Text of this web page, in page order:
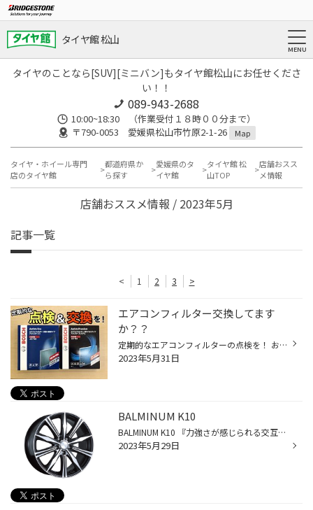
タイヤ館 松山
タイヤのことなら[SUV][ミニバン]もタイヤ館松山にお任せくださ
い！！
089-943-2688
10:00~18:30 （作業受付１８時００分まで）
〒790-0053 愛媛県松山市竹原2-1-26
Map
タイヤ・ホイール専門
店のタイヤ館
都道府県か
ら探す
愛媛県のタ
イヤ館
タイヤ館 松
山TOP
店舗おスス
メ情報
店舗おススメ情報 / 2023年5月
記事一覧
< 1 2 3 >
エアコンフィルター交換してます
か？？
定期的なエアコンフィルターの点検を！ お車のエアコンフィルターの交換は定期的にしていますか？ 交換の目安は約1年位となっていますが、 最後に交換したのはいつか覚えていますか？ こちらの写真は、一年以上交換していないエアコンフィルターです！ ぱっと見ただけでもゴミやほこりが溜まってい...
2023年5月31日
BALMINUM K10
BALMINUM K10 『力強さが感じられる交互デザイン10本スポーク』 デザインの異なるスポークを交互に配置した独特なデザイン特徴 直線の多さが全体をスッキリとした印象に仕上げる シルバーのキャップから伸びる菱形をイメージしたメインスポークが存在感を放つ!
2023年5月29日